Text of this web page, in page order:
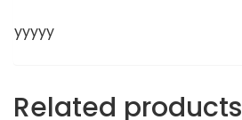
yyyyy
Related products